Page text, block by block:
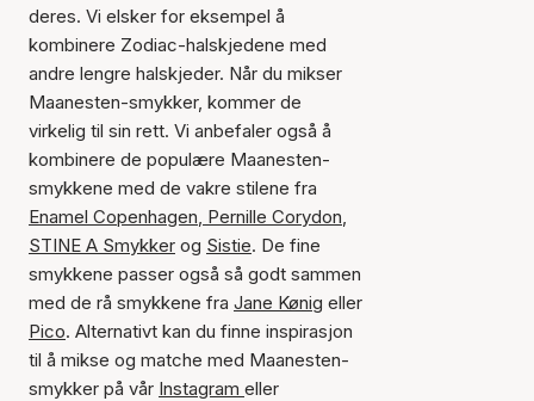
deres. Vi elsker for eksempel å
kombinere Zodiac-halskjedene med
andre lengre halskjeder. Når du mikser
Maanesten-smykker, kommer de
virkelig til sin rett. Vi anbefaler også å
kombinere de populære Maanesten-
smykkene med de vakre stilene fra
Enamel Copenhagen, Pernille Corydon,
STINE A Smykker og Sistie. De fine
smykkene passer også så godt sammen
med de rå smykkene fra Jane Kønig eller
Pico. Alternativt kan du finne inspirasjon
til å mikse og matche med Maanesten-
smykker på vår Instagram eller